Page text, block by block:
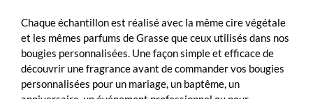
Chaque échantillon est réalisé avec la même cire végétale
et les mêmes parfums de Grasse que ceux utilisés dans nos
bougies personnalisées. Une façon simple et efficace de
découvrir une fragrance avant de commander vos bougies
personnalisées pour un mariage, un baptême, un